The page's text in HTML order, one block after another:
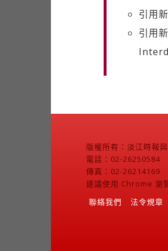
引用
引用
版權所有：淡江時報
電話：02-26250584
傳真：02-26214169
建議使用 Chrome 瀏
聯絡我們
法令規章